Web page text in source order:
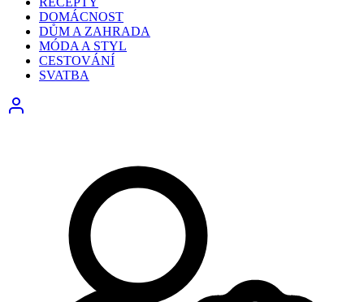
DOMÁCNOST
DŮM A ZAHRADA
MÓDA A STYL
CESTOVÁNÍ
SVATBA